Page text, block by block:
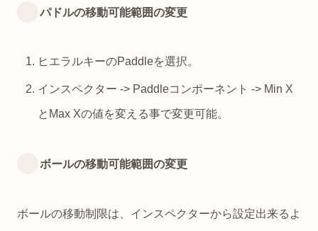
パドルの移動可能範囲の変更
ヒエラルキーのPaddleを選択。
インスペクター -> Paddleコンポーネント -> Min X
とMax Xの値を変える事で変更可能。
ボールの移動可能範囲の変更
ボールの移動制限は、インスペクターから設定出来るよ